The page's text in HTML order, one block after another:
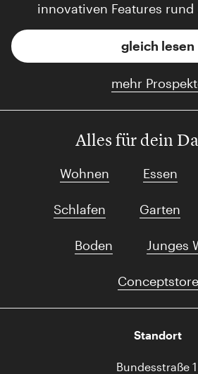
innovativen Features rund
gleich lesen
mehr
Alles für dein
Wohnen Essen
Schlafen Garten
Boden Junges
Conceptstore
Standort
Bundesstraße 1